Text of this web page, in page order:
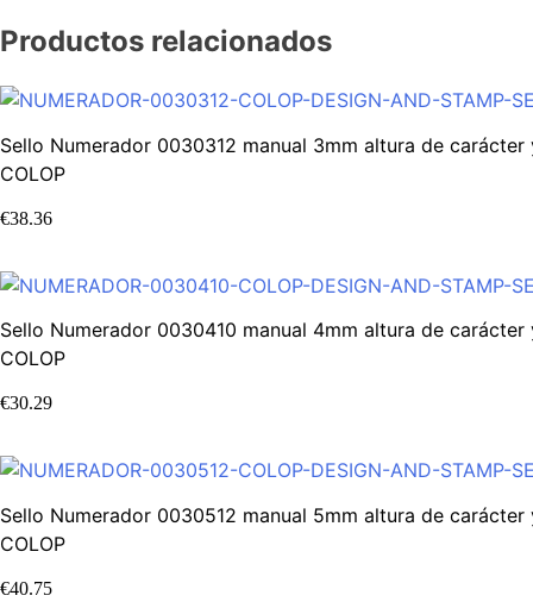
Productos relacionados
Sello Numerador 0030312 manual 3mm altura de
COLOP
€38.36
Sello Numerador 0030410 manual 4mm altura de
COLOP
€30.29
Sello Numerador 0030512 manual 5mm altura de
COLOP
€40.75